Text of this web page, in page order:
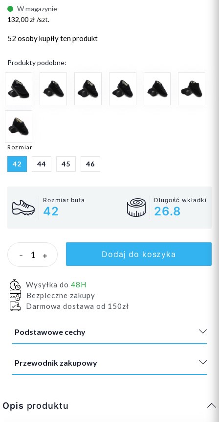
W magazynie
132,00 zł /szt.
52 osobykupiły ten produkt
Produkty podobne:
Rozmiar
42 44 45 46
Rozmiar buta
42
Długość wkładki
26.8
- + Dodaj do koszyka
Wysyłka do 48H
Bezpieczne zakupy
Darmowa dostawa od 150zł
Podstawowe cechy
Przewodnik zakupowy
Opis produktu